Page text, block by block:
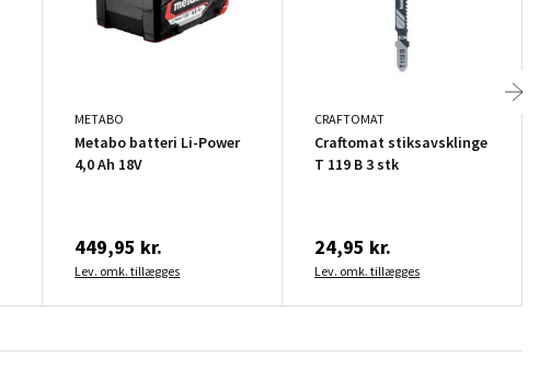
METABO
Metabo batteri Li-Power
4,0 Ah 18V
449,95 kr.
Lev. omk. tillægges
CRAFTOMAT
Craftomat stiksavsklinge
T 119 B 3 stk
24,95 kr.
Lev. omk. tillægges